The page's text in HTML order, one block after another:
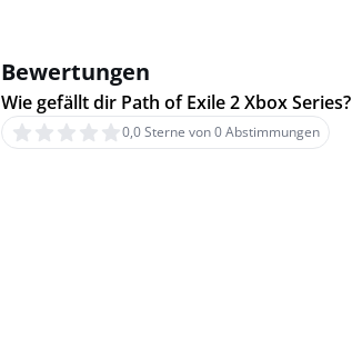
Bewertungen
Wie gefällt dir Path of Exile 2 Xbox Series?
0,0 Sterne von 0 Abstimmungen